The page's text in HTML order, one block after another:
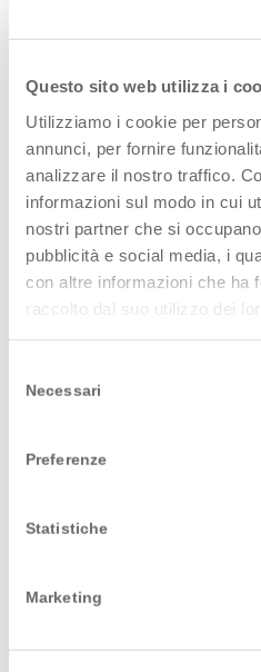
Questo sito web utilizza i
Utilizziamo i cookie per
annunci, per fornire
analizzare il nostro traffico.
informazioni sul modo in cui
nostri partner che si
pubblicità e social media, i
con altre informazioni che ha
raccolto dal suo utilizzo dei
delNecessari
Preferenze
Statistiche
Marketing
pubblicare le
immagini, anche
per il tramite di
soggetti terzi
autorizzati dal
Titolare, sul sito
web, sui profili e
canali social (es.
LinkedIn).
L’utilizzo delle
considerarsi in
né in futuro al
verranno